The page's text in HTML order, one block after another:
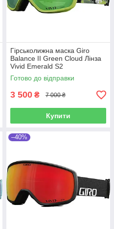
Гірськолижна маска Giro
Balance II Green Cloud Лінза
Vivid Emerald S2
Готово до відправки
3 500 ₴ 7 000 ₴
Купити
–40%